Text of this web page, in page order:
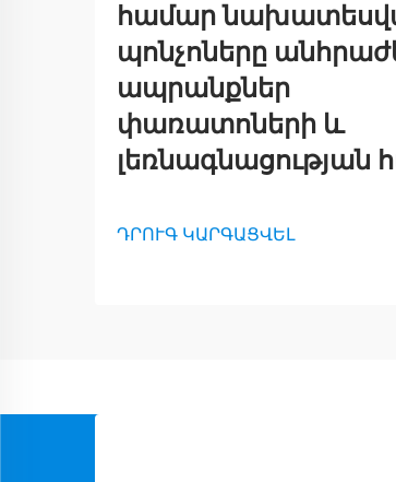
համար
պոնչոները
ապրանքներ
փառատոների և
լեռնագնացության
ԴՐՈՒԳ ԿԱՐԳԱՑՎԵԼ